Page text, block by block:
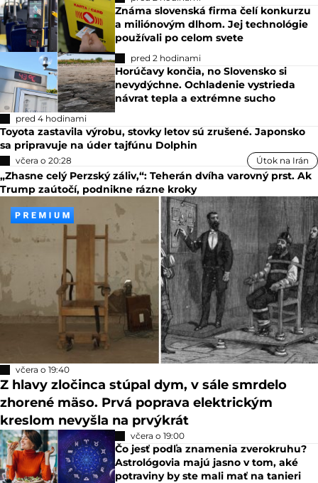
Známa slovenská firma čelí konkurzu
a miliónovým dlhom. Jej technológie
používali po celom svete
pred 2 hodinami
Horúčavy končia, no Slovensko si
nevydýchne. Ochladenie vystrieda
návrat tepla a extrémne sucho
pred 4 hodinami
Toyota zastavila výrobu, stovky letov sú zrušené. Japonsko
sa pripravuje na úder tajfúnu Dolphin
včera o 20:28 Útok na Irán
„Zhasne celý Perzský záliv,“: Teherán dvíha varovný prst. Ak
Trump zaútočí, podnikne rázne kroky
včera o 19:40
Z hlavy zločinca stúpal dym, v sále smrdelo
zhorené mäso. Prvá poprava elektrickým
kreslom nevyšla na prvýkrát
včera o 19:00
Čo jesť podľa znamenia zverokruhu?
Astrológovia majú jasno v tom, aké
potraviny by ste mali mať na tanieri